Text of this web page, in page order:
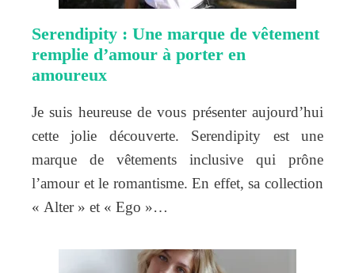
Serendipity : Une marque de vêtement
remplie d’amour à porter en
amoureux
Je suis heureuse de vous présenter aujourd’hui
cette jolie découverte. Serendipity est une
marque de vêtements inclusive qui prône
l’amour et le romantisme. En effet, sa collection
« Alter » et « Ego »…